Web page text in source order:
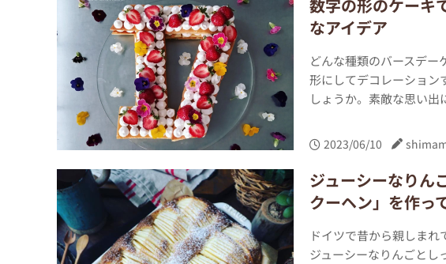
数字の形のケーキ
なアイデア
どんな種類のバースデー
形にしてデコレーション
しょうか。素敵な思い
2023/06/10
ジューシーなりん
クーヘン」を作っ
ドイツで昔から親しまれ
ジューシーなりんごと